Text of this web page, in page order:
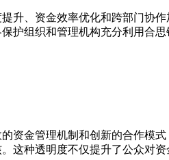
、资金效率优化和跨部门协
组织和管理机构充分利用合
金管理机制和创新的合作模
种透明度不仅提升了公众对资